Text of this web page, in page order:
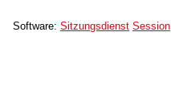
Software: Sitzungsdienst Session